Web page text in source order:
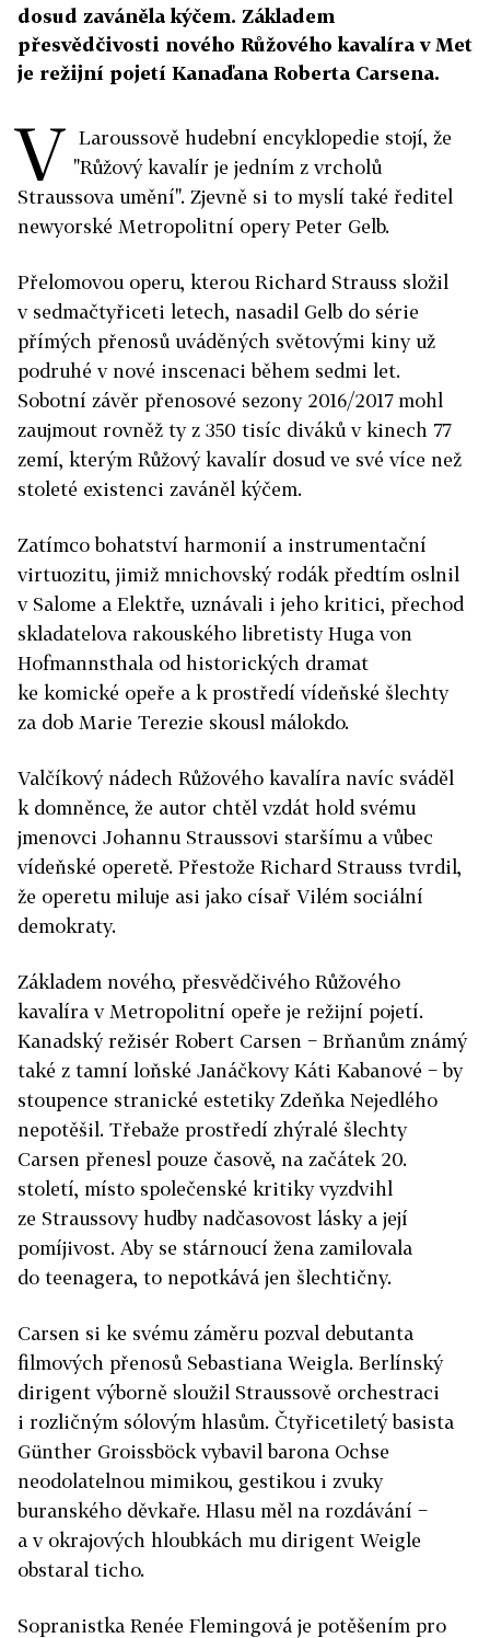
dosud zaváněla kýčem. Základem
přesvědčivosti nového Růžového kavalíra v Met
je režijní pojetí Kanaďana Roberta Carsena.
V Laroussově hudební encyklopedie stojí, že
"Růžový kavalír je jedním z vrcholů
Straussova umění". Zjevně si to myslí také ředitel
newyorské Metropolitní opery Peter Gelb.
Přelomovou operu, kterou Richard Strauss složil
v sedmačtyřiceti letech, nasadil Gelb do série
přímých přenosů uváděných světovými kiny už
podruhé v nové inscenaci během sedmi let.
Sobotní závěr přenosové sezony 2016/2017 mohl
zaujmout rovněž ty z 350 tisíc diváků v kinech 77
zemí, kterým Růžový kavalír dosud ve své více než
stoleté existenci zaváněl kýčem.
Zatímco bohatství harmonií a instrumentační
virtuozitu, jimiž mnichovský rodák předtím oslnil
v Salome a Elektře, uznávali i jeho kritici, přechod
skladatelova rakouského libretisty Huga von
Hofmannsthala od historických dramat
ke komické opeře a k prostředí vídeňské šlechty
za dob Marie Terezie skousl málokdo.
Valčíkový nádech Růžového kavalíra navíc sváděl
k domněnce, že autor chtěl vzdát hold svému
jmenovci Johannu Straussovi staršímu a vůbec
vídeňské operetě. Přestože Richard Strauss tvrdil,
že operetu miluje asi jako císař Vilém sociální
demokraty.
Základem nového, přesvědčivého Růžového
kavalíra v Metropolitní opeře je režijní pojetí.
Kanadský režisér Robert Carsen − Brňanům známý
také z tamní loňské Janáčkovy Káti Kabanové − by
stoupence stranické estetiky Zdeňka Nejedlého
nepotěšil. Třebaže prostředí zhýralé šlechty
Carsen přenesl pouze časově, na začátek 20.
století, místo společenské kritiky vyzdvihl
ze Straussovy hudby nadčasovost lásky a její
pomíjivost. Aby se stárnoucí žena zamilovala
do teenagera, to nepotkává jen šlechtičny.
Carsen si ke svému záměru pozval debutanta
filmových přenosů Sebastiana Weigla. Berlínský
dirigent výborně sloužil Straussově orchestraci
i rozličným sólovým hlasům. Čtyřicetiletý basista
Günther Groissböck vybavil barona Ochse
neodolatelnou mimikou, gestikou i zvuky
buranského děvkaře. Hlasu měl na rozdávání −
a v okrajových hloubkách mu dirigent Weigle
obstaral ticho.
Sopranistka Renée Flemingová je potěšením pro